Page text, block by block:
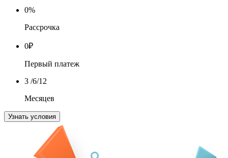
0%
Рассрочка
0₽
Первый платеж
3 /6/12
Месяцев
Узнать условия